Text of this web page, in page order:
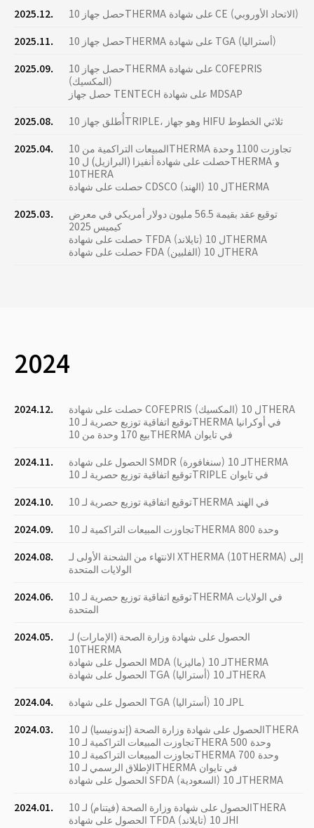
2025.12.
حصل جهاز 10THERMA على شهادة CE (الاتحاد الأوروبي)
2025.11.
حصل جهاز 10THERMA على شهادة TGA (أستراليا)
2025.09.
حصل جهاز 10THERMA على شهادة COFEPRIS
(المكسيك)
حصل جهاز TENTECH على شهادة MDSAP
2025.08.
أُطلق جهاز 10TRIPLE، وهو جهاز HIFU ثلاثي الخطوط
2025.04.
المبيعات التراكمية من 10THERMA تجاوزت 1100 وحدة
حصلت على شهادة أنفيزا (البرازيل) ل 10THERMA و
10THERA
حصلت على شهادة CDSCO (الهند) ل 10THERMA
2025.03.
توقيع عقد بقيمة 56.5 مليون دولار أمريكي في معرض
كيميس 2025
حصلت على شهادة TFDA (تايلاند) ل 10THERMA
حصلت على شهادة FDA (الفلبين) ل 10THERA
2024
2024.12.
حصلت على شهادة COFEPRIS (المكسيك) ل 10THERA
توقيع اتفاقية توزيع حصرية لـ 10THERMA في أوكرانيا
بيع 170 وحدة من 10THERMA في تايوان
2024.11.
الحصول على شهادة SMDR (سنغافورة) لـ 10THERMA
توقيع اتفاقية توزيع حصرية لـ 10TRIPLE في تايوان
2024.10.
توقيع اتفاقية توزيع حصرية لـ 10THERMA في الهند
2024.09.
تجاوزت المبيعات التراكمية لـ 10THERMA 800 وحدة
2024.08.
الانتهاء من الشحنة الأولى لـ XTHERMA (10THERMA) إلى
الولايات المتحدة
2024.06.
توقيع اتفاقية توزيع حصرية لـ 10THERMA في الولايات
المتحدة
2024.05.
الحصول على شهادة وزارة الصحة (الإمارات) لـ
10THERMA
الحصول على شهادة MDA (ماليزيا) لـ 10THERMA
الحصول على شهادة TGA (أستراليا) لـ 10THERA
2024.04.
الحصول على شهادة TGA (أستراليا) لـ 10PL
2024.03.
الحصول على شهادة وزارة الصحة (إندونيسيا) لـ 10THERA
تجاوزت المبيعات التراكمية لـ 10THERA 500 وحدة
تجاوزت المبيعات التراكمية لـ 10THERMA 700 وحدة
الإطلاق الرسمي لـ 10THERMA في تايوان
الحصول على شهادة SFDA (السعودية) لـ 10THERMA
2024.01.
الحصول على شهادة وزارة الصحة (فيتنام) لـ 10THERA
الحصول على شهادة TFDA (تايلاند) لـ 10HI